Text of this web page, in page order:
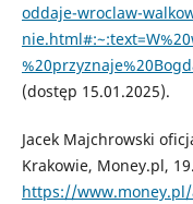
oddaje-wroclaw-
(dostęp 15.01.2025).
Jacek Majchrowski
Krakowie, Money.pl,
https://